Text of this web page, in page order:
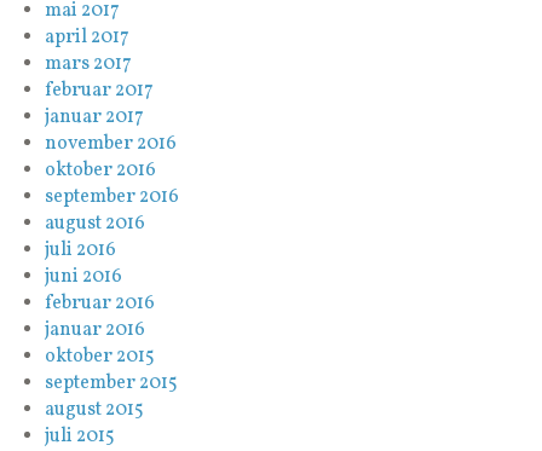
mai 2017
april 2017
mars 2017
februar 2017
januar 2017
november 2016
oktober 2016
september 2016
august 2016
juli 2016
juni 2016
februar 2016
januar 2016
oktober 2015
september 2015
august 2015
juli 2015